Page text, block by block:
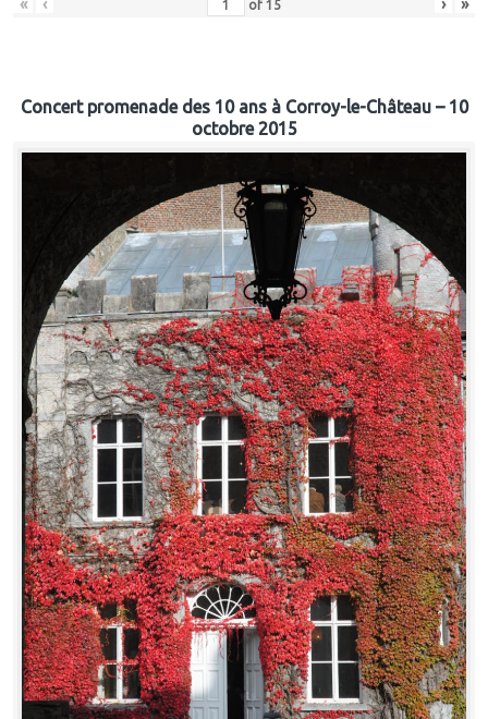
« ‹ of 15 › »
Concert promenade des 10 ans à Corroy-le-Château – 10
octobre 2015